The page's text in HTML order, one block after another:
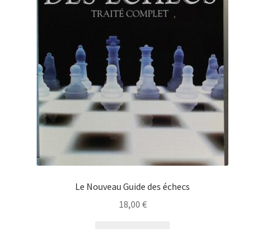
Le Nouveau Guide des échecs
18,00 €